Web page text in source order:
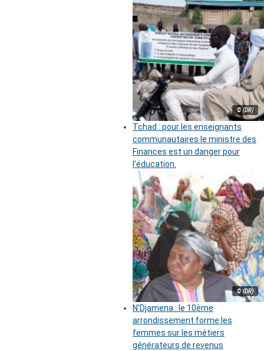
© (DR)
Tchad : pour les enseignants
communautaires le ministre des
Finances est un danger pour
l’éducation.
© (DR)
N’Djamena : le 10ème
arrondissement forme les
femmes sur les métiers
générateurs de revenus